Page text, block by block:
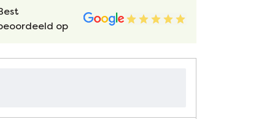
op